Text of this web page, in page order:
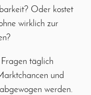
Oder kostet
wirklich zur
täglich
und
werden.